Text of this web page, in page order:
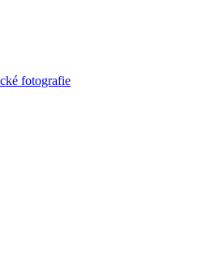
fotografie